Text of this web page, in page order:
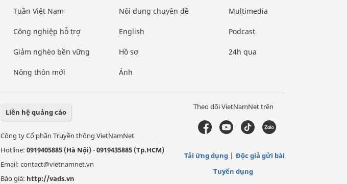
Tuần Việt Nam
Công nghiệp hỗ trợ
Giảm nghèo bền vững
Nông thôn mới
Nội dung chuyên đề
English
Hồ sơ
Ảnh
Multimedia
Podcast
24h qua
Liên hệ quảng cáo
Công ty Cổ phần Truyền thông VietNamNet
Hotline: 0919405885 (Hà Nội)-0919435885 (Tp.HCM)
Email: contact@vietnamnet.vn
Báo giá: http://vads.vn
Theo dõi VietNamNet trên
Tải ứng dụng
Độc giả gửi bài
Tuyển dụng